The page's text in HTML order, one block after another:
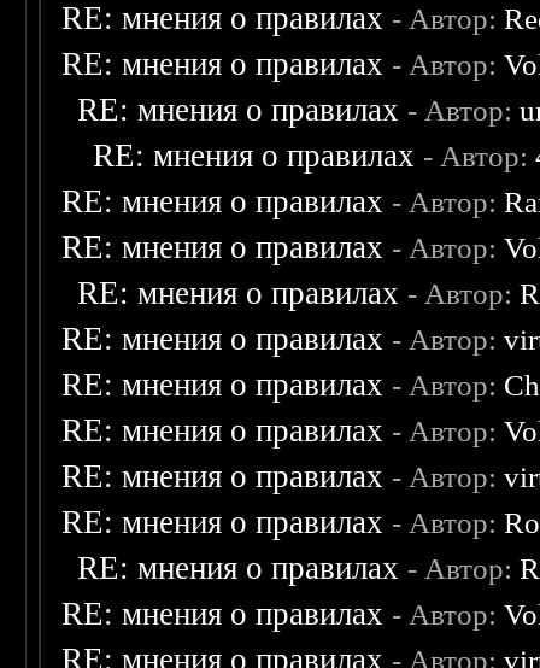
RE: мнения о правилах - Автор:
RE: мнения о правилах - Автор:
RE: мнения о правилах - Автор:
RE: мнения о правилах - Автор:
RE: мнения о правилах - Автор:
RE: мнения о правилах - Автор:
RE: мнения о правилах - Автор:
RE: мнения о правилах - Автор:
RE: мнения о правилах - Автор:
RE: мнения о правилах - Автор:
RE: мнения о правилах - Автор:
RE: мнения о правилах - Автор:
RE: мнения о правилах - Автор:
RE: мнения о правилах - Автор:
RE: мнения о правилах - Автор: